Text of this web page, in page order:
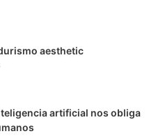
aesthetic
artificial nos obliga